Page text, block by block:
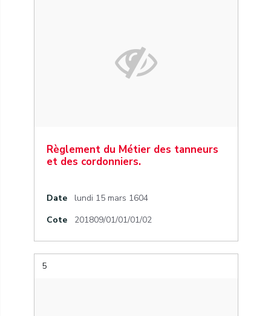
Règlement du Métier des tanneurs
et des cordonniers.
Date
lundi 15 mars 1604
Cote
201809/01/01/01/02
5